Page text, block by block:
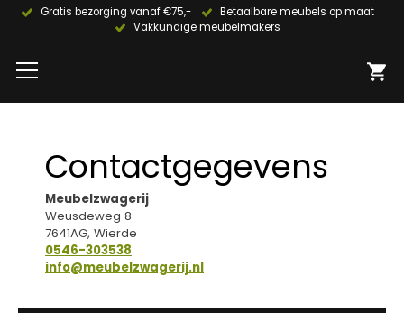
Gratis bezorging vanaf €75,-
Betaalbare meubels op maat
Vakkundige meubelmakers
Contactgegevens
Meubelzwagerij
Weusdeweg 8
7641AG, Wierde
0546-303538
info@meubelzwagerij.nl